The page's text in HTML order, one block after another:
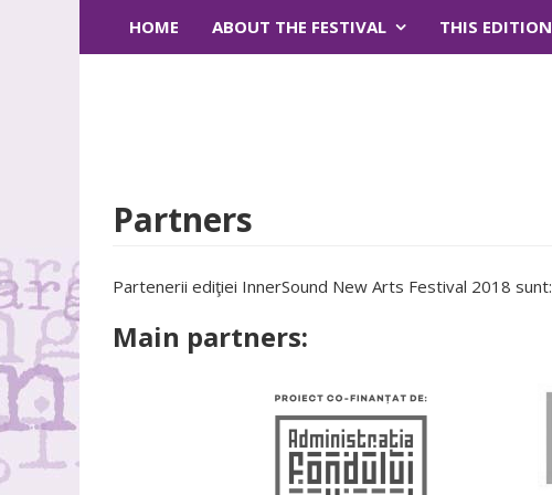
HOME ABOUT THE FESTIVAL THIS EDITION
Partners
Partenerii ediţiei InnerSound New Arts Festival 2018 sunt:
Main partners: